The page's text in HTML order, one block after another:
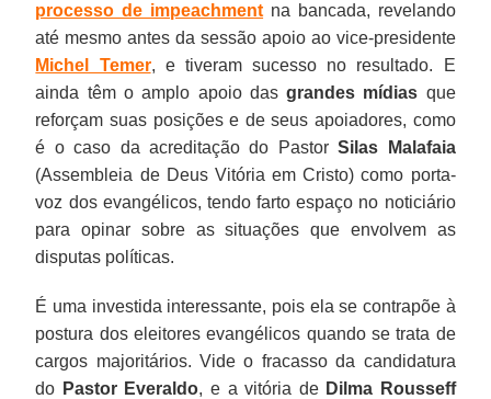
processo de impeachment na bancada, revelando
até mesmo antes da sessão apoio ao vice-presidente
Michel Temer, e tiveram sucesso no resultado. E
ainda têm o amplo apoio dasgrandes mídias que
reforçam suas posições e de seus apoiadores, como
é o caso da acreditação do PastorSilas Malafaia
(Assembleia de Deus Vitória em Cristo) como porta-
voz dos evangélicos, tendo farto espaço no noticiário
para opinar sobre as situações que envolvem as
disputas políticas.
É uma investida interessante, pois ela se contrapõe à
postura dos eleitores evangélicos quando se trata de
cargos majoritários. Vide o fracasso da candidatura
do Pastor Everaldo, e a vitória de Dilma Rousseff